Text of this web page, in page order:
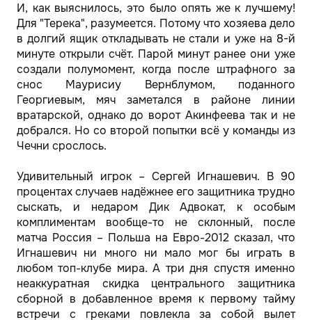
И, как выяснилось, это было опять же к лучшему!
Для "Терека", разумеется. Потому что хозяева дело
в долгий ящик откладывать не стали и уже на 8-й
минуте открыли счёт. Парой минут ранее они уже
создали полумомент, когда после штрафного за
снос Маурисиу Вернблумом, поданного
Георгиевым, мяч заметался в районе линии
вратарской, однако до ворот Акинфеева так и не
добрался. Но со второй попытки всё у команды из
Чечни срослось.
Удивительный игрок – Сергей Игнашевич. В 90
процентах случаев надёжнее его защитника трудно
сыскать, и недаром Дик Адвокат, к особым
комплиментам вообще-то не склонный, после
матча Россия – Польша на Евро-2012 сказал, что
Игнашевич ни много ни мало мог бы играть в
любом топ-клубе мира. А три дня спустя именно
неаккуратная скидка центрального защитника
сборной в добавленное время к первому тайму
встречи с греками повлекла за собой вылет